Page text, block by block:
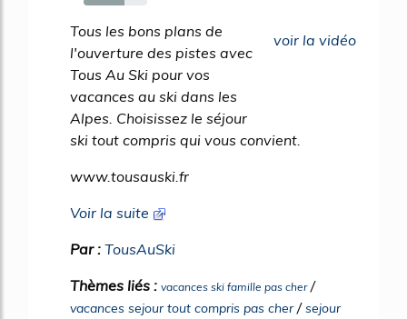
64%
voir la vidéo
Tous les bons plans de
l'ouverture des pistes avec
Tous Au Ski pour vos
vacances au ski dans les
Alpes. Choisissez le séjour
ski tout compris qui vous convient.
www.tousauski.fr
Voir la suite
Par : TousAuSki
Thèmes liés : vacances ski famille pas cher/
vacances sejour tout compris pas cher/sejour